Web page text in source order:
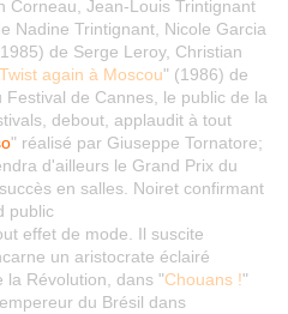
Corneau, Jean-Louis Trintignant
Nadine Trintignant, Nicole Garcia
de Serge Leroy, Christian
Twist again à Moscou" (1986) de
de Cannes, le public de la
debout, applaudit à tout
" réalisé par Giuseppe Tornatore;
d'ailleurs le Grand Prix du
en salles. Noiret confirmant
public
effet de mode. Il suscite
un aristocrate éclairé
la Révolution, dans "Chouans !"
du Brésil dans